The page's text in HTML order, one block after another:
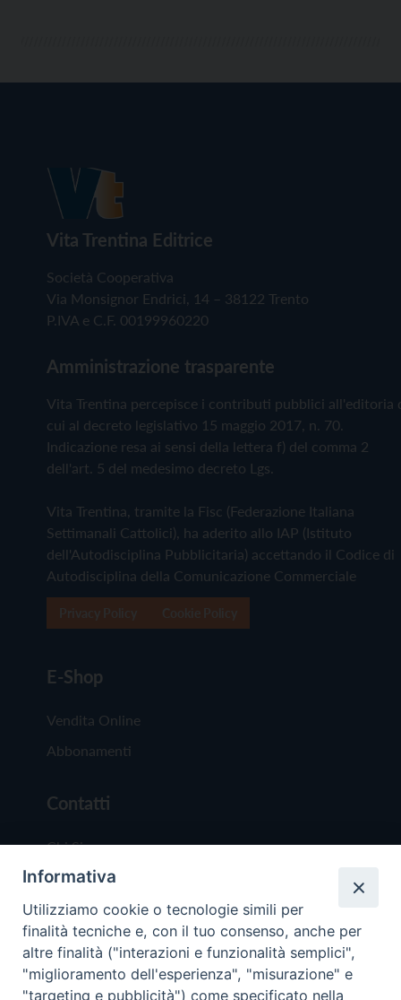
Vita Trentina Editrice
Società Cooperativa
Via Monsignor Endrici, 14 – 38122 Trento
P.IVA e C.F. 00199960220
Amministrazione trasparente
Vita Trentina percepisce i contributi pubblici all'editoria
cui al decreto legislativo 15 maggio 2017, n. 70.
Indicazione resa ai sensi della lettera f) del comma 2
dell'art. 5 del medesimo decreto Lgs.
Vita Trentina, tramite la Fisc (Federazione Italiana
Settimanali Cattolici), ha aderito allo IAP (Istituto
dell'Autodisciplina Pubblicitaria) accettando il Codice di
Autodisciplina della Comunicazione Commerciale
E-Shop
Vendita Online
Abbonamenti
Contatti
Chi Siamo
Redazione
Scrivici
Informativa
Utilizziamo cookie o tecnologie simili per
finalità tecniche e, con il tuo consenso, anche per
altre finalità ("interazioni e funzionalità semplici",
"miglioramento dell'esperienza", "misurazione" e
"targeting e pubblicità") come specificato nella